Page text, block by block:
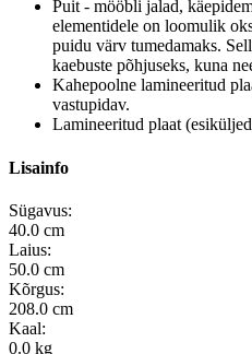
Puit - mööbli jalad,
elementidele on loomulik
puidu värv tumedamaks.
kaebuste põhjuseks, kuna
Kahepoolne lamineeritud
vastupidav.
Lamineeritud plaat
Lisainfo
Sügavus:
40.0 cm
Laius:
50.0 cm
Kõrgus:
208.0 cm
Kaal:
0.0 kg